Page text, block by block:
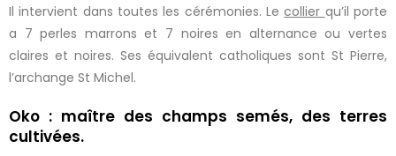
Il intervient dans toutes les cérémonies. Lecollier qu’il porte
a 7 perles marrons et 7 noires en alternance ou vertes
claires et noires. Ses équivalent catholiques sont St Pierre,
l’archange St Michel.
Oko : maître des champs semés, des terres
cultivées.